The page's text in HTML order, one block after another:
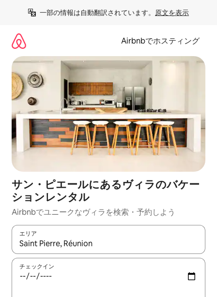
一部の情報は自動翻訳されています。 原文を表示
Airbnbでホスティング
サン・ピエールにあるヴィラのバケー
ションレンタル
Airbnbでユニークなヴィラを検索・予約しよう
エリア
検索結果が表示されたら、上下の矢印キーを使って移動するか
チェックイン